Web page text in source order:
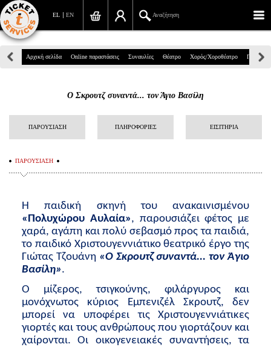
EN
EL Αναζήτηση
Πανεπιστημίου 39, Αθήνα
info@ticketservices.gr
Αναζήτηση
Παραγγελία
Προσωπικά Δεδομένα
Πληροφορίες
Αρχική σελίδα Online παραστάσεις Συναυλίες Θέατρο Χορός/Χοροθέατρο Παιδικά
Ο Σκρουτζ συναντά... τον Άγιο Βασίλη
ΠΑΡΟΥΣΙΑΣΗ ΠΛΗΡΟΦΟΡΙΕΣ ΕΙΣΙΤΗΡΙΑ
ΠΑΡΟΥΣΙΑΣΗ
Η παιδική σκηνή του ανακαινισμένου
«Πολυχώρου Αυλαία», παρουσιάζει φέτος με
χαρά, αγάπη και πολύ σεβασμό προς τα παιδιά,
το παιδικό Χριστουγεννιάτικο θεατρικό έργο της
Γιώτας Τζουάνη «Ο Σκρουτζ συναντά... τον Άγιο
Βασίλη».
Ο μίζερος, τσιγκούνης, φιλάργυρος και
μονόχνωτος κύριος Εμπενιζέλ Σκρουτζ, δεν
μπορεί να υποφέρει τις Χριστουγεννιάτικες
γιορτές και τους ανθρώπους που γιορτάζουν και
χαίρονται. Οι οικογενειακές συναντήσεις, τα